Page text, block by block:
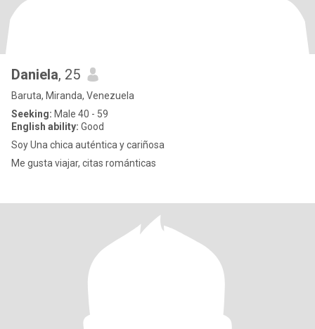
Daniela, 25
Baruta, Miranda, Venezuela
Seeking: Male 40 - 59
English ability: Good
Soy Una chica auténtica y cariñosa
Me gusta viajar, citas románticas